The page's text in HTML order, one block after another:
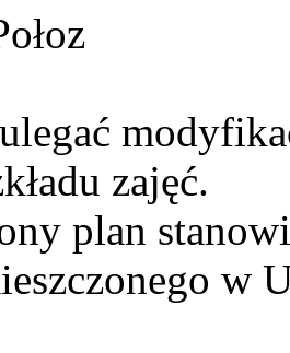
zajęć.
plan
w